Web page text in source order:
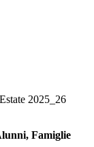
2025_26
Famiglie